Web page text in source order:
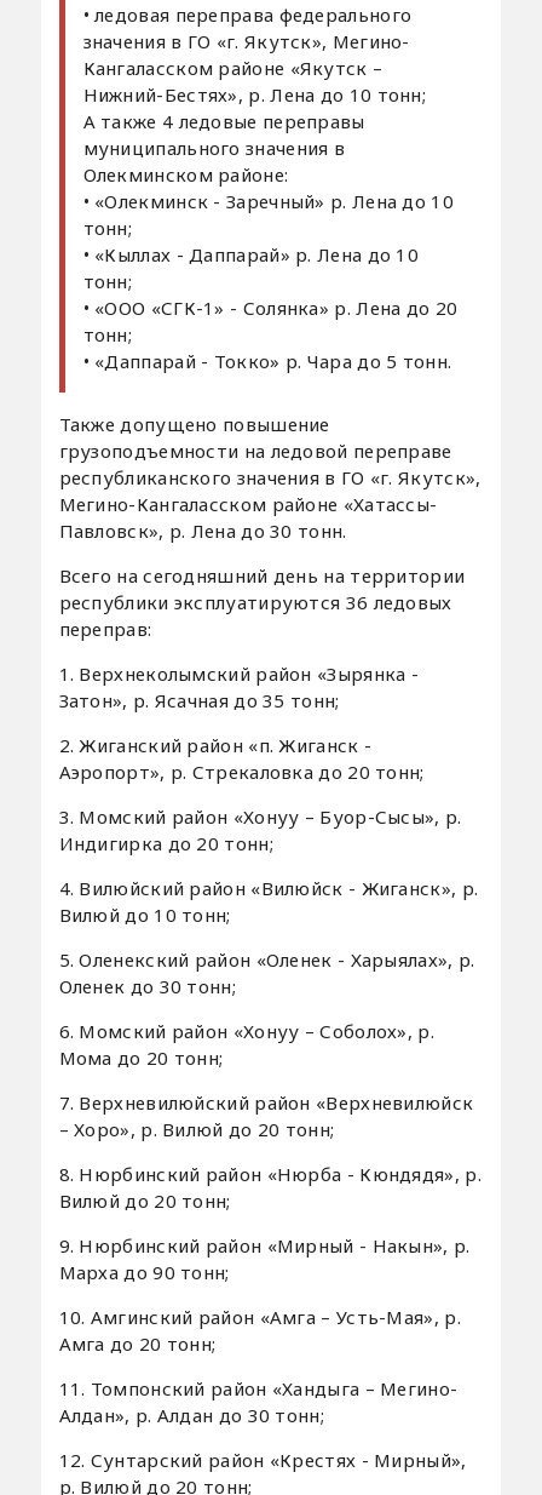
• ледовая переправа федерального
значения в ГО «г. Якутск», Мегино-
Кангаласском районе «Якутск –
Нижний-Бестях», р. Лена до 10 тонн;
А также 4 ледовые переправы
муниципального значения в
Олекминском районе:
• «Олекминск - Заречный» р. Лена до 10
тонн;
• «Кыллах - Даппарай» р. Лена до 10
тонн;
• «ООО «СГК-1» - Солянка» р. Лена до 20
тонн;
• «Даппарай - Токко» р. Чара до 5 тонн.
Также допущено повышение
грузоподъемности на ледовой переправе
республиканского значения в ГО «г. Якутск»,
Мегино-Кангаласском районе «Хатассы-
Павловск», р. Лена до 30 тонн.
Всего на сегодняшний день на территории
республики эксплуатируются 36 ледовых
переправ:
1. Верхнеколымский район «Зырянка -
Затон», р. Ясачная до 35 тонн;
2. Жиганский район «п. Жиганск -
Аэропорт», р. Стрекаловка до 20 тонн;
3. Момский район «Хонуу – Буор-Сысы», р.
Индигирка до 20 тонн;
4. Вилюйский район «Вилюйск - Жиганск», р.
Вилюй до 10 тонн;
5. Оленекский район «Оленек - Харыялах», р.
Оленек до 30 тонн;
6. Момский район «Хонуу – Соболох», р.
Мома до 20 тонн;
7. Верхневилюйский район «Верхневилюйск
– Хоро», р. Вилюй до 20 тонн;
8. Нюрбинский район «Нюрба - Кюндядя», р.
Вилюй до 20 тонн;
9. Нюрбинский район «Мирный - Накын», р.
Марха до 90 тонн;
10. Амгинский район «Амга – Усть-Мая», р.
Амга до 20 тонн;
11. Томпонский район «Хандыга – Мегино-
Алдан», р. Алдан до 30 тонн;
12. Сунтарский район «Крестях - Мирный»,
р. Вилюй до 20 тонн;